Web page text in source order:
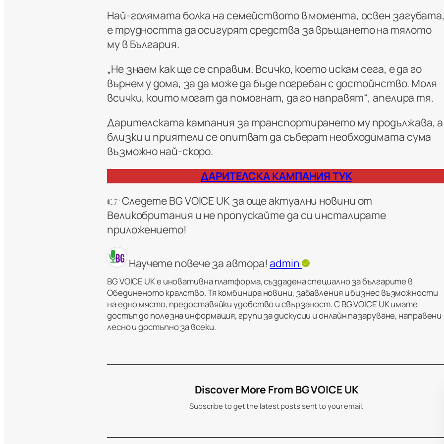
Най-голямата болка на семейството в момента, освен загубата,
е трудността да осигурят средства за връщането на тялото
му в България.
„Не знаем как ще се справим. Всичко, което искам сега, е да го
върнем у дома, за да може да бъде погребан с достойнство. Моля
всички, които могат да помогнат, да го направят“, апелира тя.
Дарителската кампания за транспортирането му продължава, а
близки и приятели се опитват да съберат необходимата сума
възможно най-скоро.
ДАРИТЕЛСКА КАМПАНИЯТУК
👉 СледетеBG VOICE UKза още актуални новини от
Великобритания и не пропускайте да си инсталирате
приложението!
Научете повече за автора! admin
BG VOICE UK е иновативна платформа, създадена специално за българите в
Обединеното кралство. Тя комбинира новини, забавления и бизнес възможности
на едно място, предоставяйки удобство и свързаност. С BG VOICE UK имате
достъп до полезна информация, групи за дискусии и онлайн пазаруване, направени
лесно и достъпно за всеки.
Discover More From BG VOICE UK
Subscribe to get the latest posts sent to your email.